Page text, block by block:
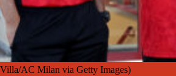
AC Milan via Getty Images)